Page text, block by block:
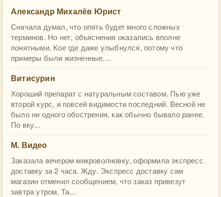
Александр Михалёв Юрист
Сначала думал, что опять будет много сложных
терминов. Но нет, объяснения оказались вполне
понятными. Кое где даже улыбнулся, потому что
примеры были жизненные....
Витисурин
Хороший препарат с натуральным составом. Пью уже
второй курс, и повсей видимости последний. Весной не
было ни одного обострения, как обычно бывало ранее.
По вку...
М. Видео
Заказала вечером микроволновку, оформила экспресс
доставку за 2 часа. Жду. Экспресс доставку сам
магазин отменил сообщением, что заказ привезут
завтра утром. Та...